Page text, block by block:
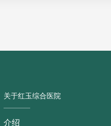
关于红玉综合医院
介绍